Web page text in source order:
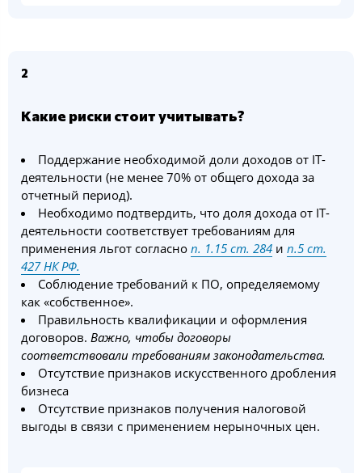
2
Какие риски стоит учитывать?
Поддержание необходимой доли доходов от IT-
деятельности (не менее 70% от общего дохода за
отчетный период).
Необходимо подтвердить, что доля дохода от IT-
деятельности соответствует требованиям для
применения льгот согласно п. 1.15 ст. 284 и п.5 ст.
427 НК РФ.
Соблюдение требований к ПО, определяемому
как «собственное».
Правильность квалификации и оформления
договоров. Важно, чтобы договоры
соответствовали требованиям законодательства.
Отсутствие признаков искусственного дробления
бизнеса
Отсутствие признаков получения налоговой
выгоды в связи с применением нерыночных цен.